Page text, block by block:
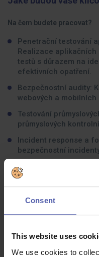
Consent
This website uses
We use cookies to
Na čem budete pracovat?
Penetrační testování
Realizace
testů s důrazem na
efektivních opatření.
Bezpečnostní audity:
webových a mobilních
Testování
průmyslových
Incident response a
bezpečnostní
Bezpečnostní
vyhodnocování stavu
Dokážete